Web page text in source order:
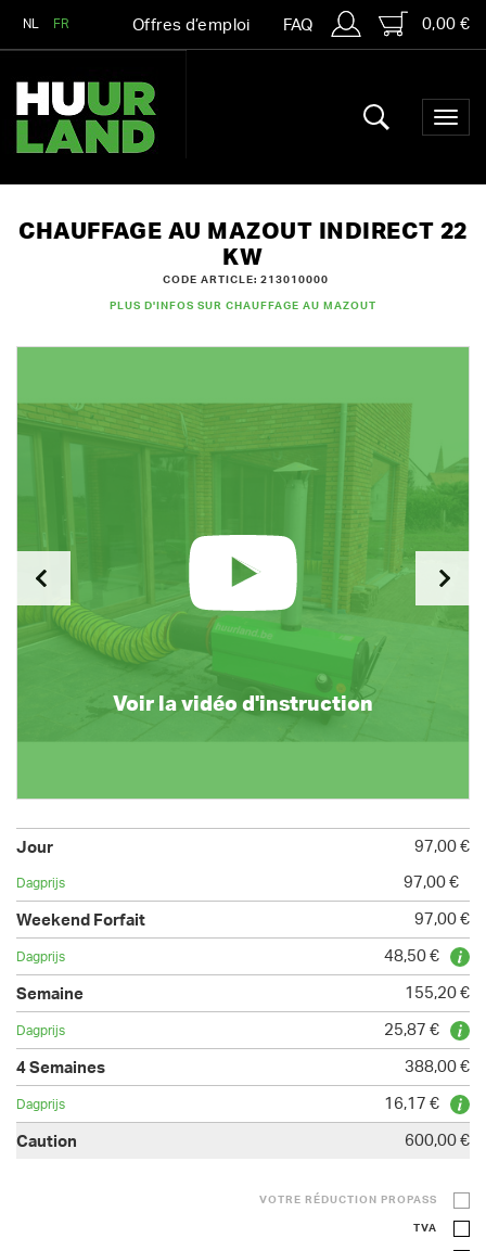
NL FR Offres d’emploi FAQ 0,00 €
CHAUFFAGE AU MAZOUT INDIRECT 22
KW
CODE ARTICLE: 213010000
PLUS D'INFOS SUR CHAUFFAGE AU MAZOUT
Voir la vidéo d'instruction
97,00 €
97,00 €
97,00 €
48,50 €
155,20 €
25,87 €
388,00 €
16,17 €
600,00 €
VOTRE RÉDUCTION PROPASS
TVA